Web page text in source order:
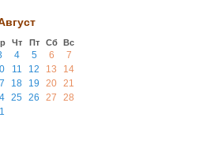
Чт Пт Сб Вс
4 5 6
7
11 12 13
14
18 19 20 21
25 26 27
28